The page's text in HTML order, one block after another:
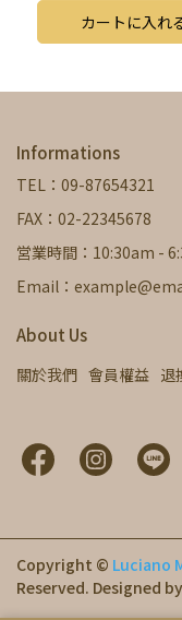
カートに入れ
Informations
TEL：09-87654321
FAX：02-22345678
営業時間：10:30am -
Email：
About Us
關於我們 會員權益 退
Copyright © Luciano
Reserved. Designed by